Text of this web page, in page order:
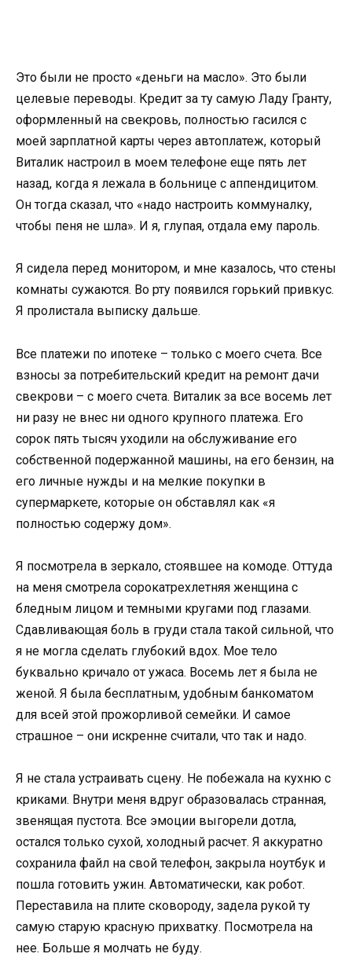
Это были не просто «деньги на масло». Это были
целевые переводы. Кредит за ту самую Ладу Гранту,
оформленный на свекровь, полностью гасился с
моей зарплатной карты через автоплатеж, который
Виталик настроил в моем телефоне еще пять лет
назад, когда я лежала в больнице с аппендицитом.
Он тогда сказал, что «надо настроить коммуналку,
чтобы пеня не шла». И я, глупая, отдала ему пароль.
Я сидела перед монитором, и мне казалось, что стены
комнаты сужаются. Во рту появился горький привкус.
Я пролистала выписку дальше.
Все платежи по ипотеке – только с моего счета. Все
взносы за потребительский кредит на ремонт дачи
свекрови – с моего счета. Виталик за все восемь лет
ни разу не внес ни одного крупного платежа. Его
сорок пять тысяч уходили на обслуживание его
собственной подержанной машины, на его бензин, на
его личные нужды и на мелкие покупки в
супермаркете, которые он обставлял как «я
полностью содержу дом».
Я посмотрела в зеркало, стоявшее на комоде. Оттуда
на меня смотрела сорокатрехлетняя женщина с
бледным лицом и темными кругами под глазами.
Сдавливающая боль в груди стала такой сильной, что
я не могла сделать глубокий вдох. Мое тело
буквально кричало от ужаса. Восемь лет я была не
женой. Я была бесплатным, удобным банкоматом
для всей этой прожорливой семейки. И самое
страшное – они искренне считали, что так и надо.
Я не стала устраивать сцену. Не побежала на кухню с
криками. Внутри меня вдруг образовалась странная,
звенящая пустота. Все эмоции выгорели дотла,
остался только сухой, холодный расчет. Я аккуратно
сохранила файл на свой телефон, закрыла ноутбук и
пошла готовить ужин. Автоматически, как робот.
Переставила на плите сковороду, задела рукой ту
самую старую красную прихватку. Посмотрела на
нее. Больше я молчать не буду.